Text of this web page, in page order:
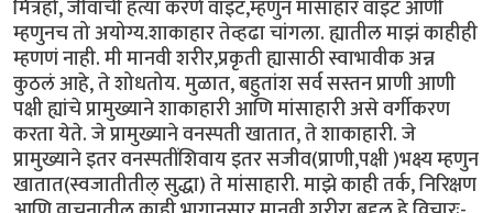
मित्रहो, जीवाची हत्या करणे वाइट,म्हणुन मांसाहार वाइट आणी
म्हणुनच तो अयोग्य.शाकाहार तेव्हढा चांगला. ह्यातील माझं काहीही
म्हणणं नाही. मी मानवी शरीर,प्रकृती ह्यासाठी स्वाभावीक अन्न
कुठलं आहे, ते शोधतोय. मुळात, बहुतांश सर्व सस्तन प्राणी आणी
पक्षी ह्यांचे प्रामुख्याने शाकाहारी आणि मांसाहारी असे वर्गीकरण
करता येते. जे प्रामुख्याने वनस्पती खातात, ते शाकाहारी. जे
प्रामुख्याने इतर वनस्पतींशिवाय इतर सजीव(प्राणी,पक्षी )भक्ष्य म्हणुन
खातात(स्वजातीतील् सुद्धा) ते मांसाहारी. माझे काही तर्क, निरिक्षण